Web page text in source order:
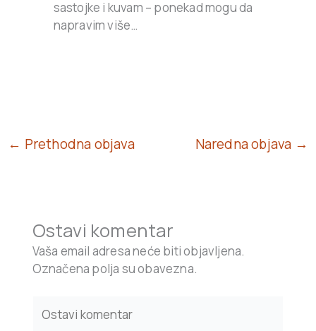
sastojke i kuvam – ponekad mogu da
napravim više…
← Prethodna objava Naredna objava →
Ostavi komentar
Vaša email adresa neće biti objavljena.
Označena polja su obavezna.
here..